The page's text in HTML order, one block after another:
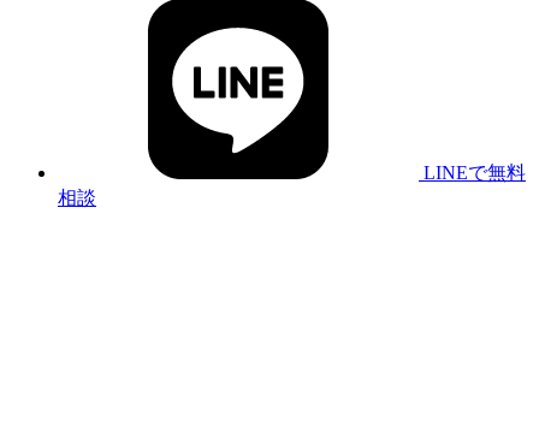
LINEで無料
相談